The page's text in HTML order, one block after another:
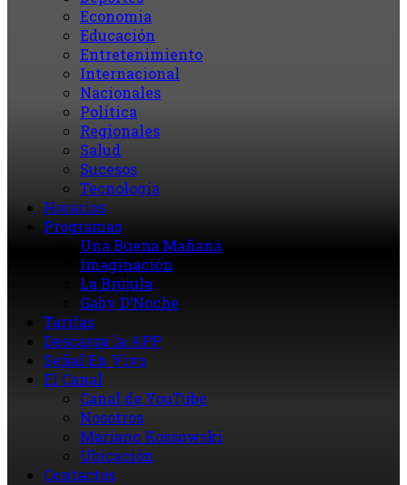
Economia
Educación
Entretenimiento
Internacional
Nacionales
Política
Regionales
Salud
Sucesos
Tecnología
Horarios
Programas
Una Buena Mañana
Imaginación
La Brújula
Gaby D’Noche
Tarifas
Descarga la APP
Señal En Vivo
El Canal
Canal de YouTube
Nosotros
Mariano Kossowski
Ubicación
Contactos